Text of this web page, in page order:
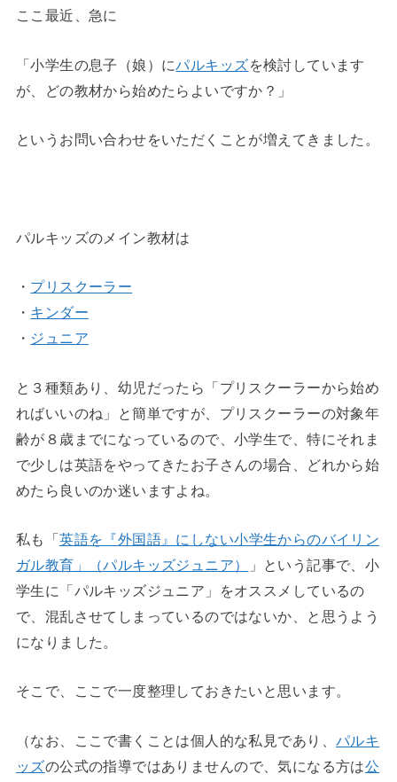
ここ最近、急に
「小学生の息子（娘）にパルキッズを検討しています
が、どの教材から始めたらよいですか？」
というお問い合わせをいただくことが増えてきました。
パルキッズのメイン教材は
・ プリスクーラー
・ キンダー
・ ジュニア
と３種類あり、幼児だったら「プリスクーラーから始め
ればいいのね」と簡単ですが、プリスクーラーの対象年
齢が８歳までになっているので、小学生で、特にそれま
で少しは英語をやってきたお子さんの場合、どれから始
めたら良いのか迷いますよね。
私も「英語を『外国語』にしない小学生からのバイリン
ガル教育」（パルキッズジュニア）
」という記事で、小
学生に「パルキッズジュニア」をオススメしているの
で、混乱させてしまっているのではないか、と思うよう
になりました。
そこで、ここで一度整理しておきたいと思います。
（なお、ここで書くことは個人的な私見であり、 パルキ
ッズの公式の指導ではありませんので、気になる方は公